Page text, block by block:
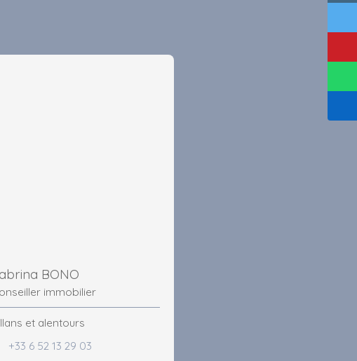
BONO
immobilier
et alentours
+33 6 52 13 29 03